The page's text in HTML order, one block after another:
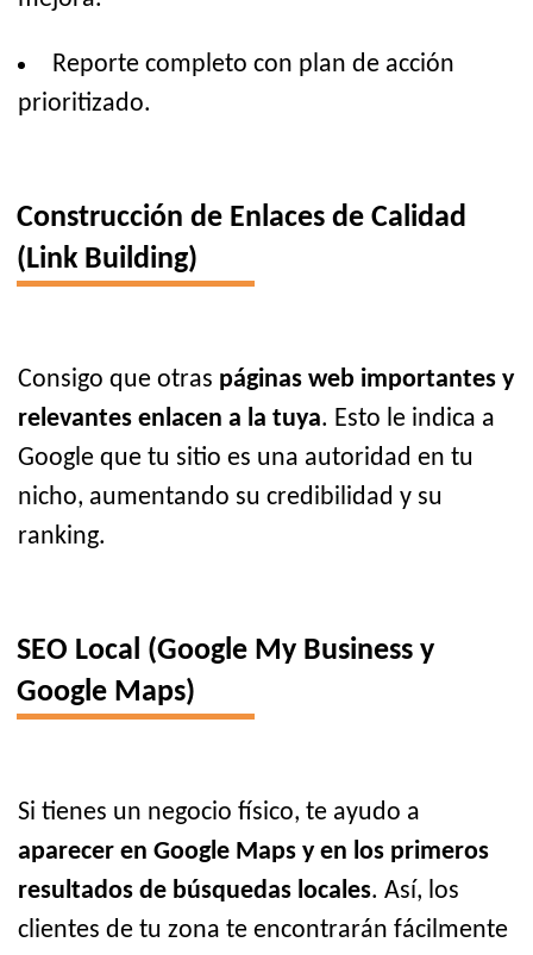
Reporte completo con plan de acción
prioritizado.
Construcción de Enlaces de Calidad
(Link Building)
Consigo que otras páginas web importantes y
relevantes enlacen a la tuya. Esto le indica a
Google que tu sitio es una autoridad en tu
nicho, aumentando su credibilidad y su
ranking.
SEO Local (Google My Business y
Google Maps)
Si tienes un negocio físico, te ayudo a
aparecer en Google Maps y en los primeros
resultados de búsquedas locales. Así, los
clientes de tu zona te encontrarán fácilmente